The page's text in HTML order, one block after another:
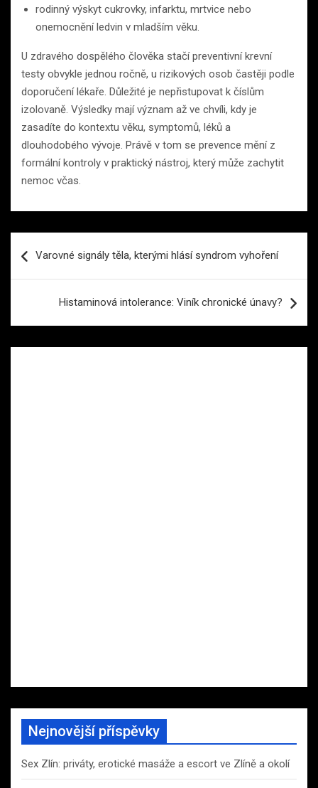
rodinný výskyt cukrovky, infarktu, mrtvice nebo
onemocnění ledvin v mladším věku.
U zdravého dospělého člověka stačí preventivní krevní
testy obvykle jednou ročně, u rizikových osob častěji podle
doporučení lékaře. Důležité je nepřistupovat k číslům
izolovaně. Výsledky mají význam až ve chvíli, kdy je
zasadíte do kontextu věku, symptomů, léků a
dlouhodobého vývoje. Právě v tom se prevence mění z
formální kontroly v praktický nástroj, který může zachytit
nemoc včas.
pro
Varovné signály těla, kterými hlásí syndrom vyhoření
Histaminová intolerance: Viník chronické únavy?
Nejnovější příspěvky
Sex Zlín: priváty, erotické masáže a escort ve Zlíně a okolí